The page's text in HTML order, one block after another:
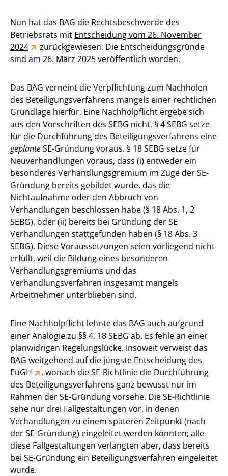
Nun hat das BAG die Rechtsbeschwerde des
Betriebsrats mit Entscheidung vom 26. November
2024
zurückgewiesen. Die Entscheidungsgründe
sind am 26. März 2025 veröffentlich worden.
Das BAG verneint die Verpflichtung zum Nachholen
des Beteiligungsverfahrens mangels einer rechtlichen
Grundlage hierfür. Eine Nachholpflicht ergebe sich
aus den Vorschriften des SEBG nicht. § 4 SEBG setze
für die Durchführung des Beteiligungsverfahrens eine
geplanteSE-Gründung voraus. § 18 SEBG setze für
Neuverhandlungen voraus, dass (i) entweder ein
besonderes Verhandlungsgremium im Zuge der SE-
Gründung bereits gebildet wurde, das die
Nichtaufnahme oder den Abbruch von
Verhandlungen beschlossen habe (§ 18 Abs. 1, 2
SEBG), oder (ii) bereits bei Gründung der SE
Verhandlungen stattgefunden haben (§ 18 Abs. 3
SEBG). Diese Voraussetzungen seien vorliegend nicht
erfüllt, weil die Bildung eines besonderen
Verhandlungsgremiums und das
Verhandlungsverfahren insgesamt mangels
Arbeitnehmer unterblieben sind.
Eine Nachholpflicht lehnte das BAG auch aufgrund
einer Analogie zu §§ 4, 18 SEBG ab. Es fehle an einer
planwidrigen Regelungslücke. Insoweit verweist das
BAG weitgehend auf die jüngste Entscheidung des
EuGH
, wonach die SE-Richtlinie die Durchführung
des Beteiligungsverfahrens ganz bewusst nur im
Rahmen der SE-Gründung vorsehe. Die SE-Richtlinie
sehe nur drei Fallgestaltungen vor, in denen
Verhandlungen zu einem späteren Zeitpunkt (nach
der SE-Gründung) eingeleitet werden könnten; alle
diese Fallgestaltungen verlangten aber, dass bereits
bei SE-Gründung ein Beteiligungsverfahren eingeleitet
wurde.